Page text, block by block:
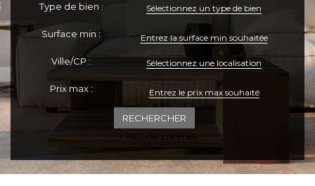
ActuCopro
CONTACT
ESPACE CLIENTS
Type de bien : Sélectionnez un type de bien
Surface min :
Ville/CP : Sélectionnez une localisation
Prix max :
+ Plus de critères